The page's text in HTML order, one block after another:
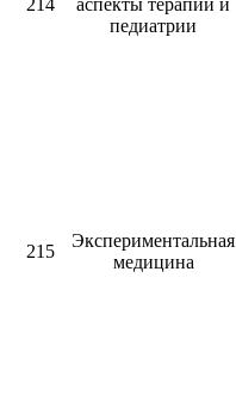
214
аспекты терапии и
педиатрии
215
Экспериментальная
медицина